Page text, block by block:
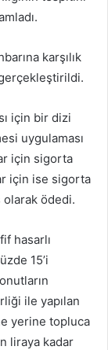
karşılık
için bir dizi
uygulaması
için sigorta
için ise sigorta
olarak ödedi.
hasarlı
15’i
ile yapılan
yerine topluca
liraya kadar